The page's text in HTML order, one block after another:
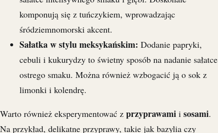
komponują się z tuńczykiem, wprowadzając
śródziemnomorski akcent.
Sałatka w stylu meksykańskim: Dodanie papryki,
cebuli i kukurydzy to świetny sposób na nadanie sałatce
ostrego smaku. Można również wzbogacić ją o sok z
limonki i kolendrę.
Warto również eksperymentować z przyprawami i sosami.
Na przykład, delikatne przyprawy, takie jak bazylia czy